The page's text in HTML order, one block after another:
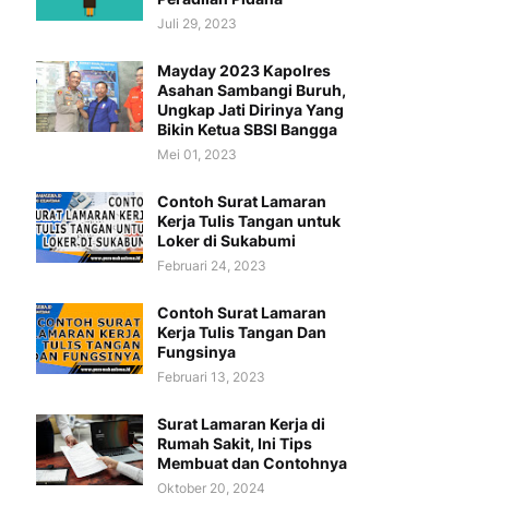
Juli 29, 2023
Mayday 2023 Kapolres
Asahan Sambangi Buruh,
Ungkap Jati Dirinya Yang
Bikin Ketua SBSI Bangga
Mei 01, 2023
Contoh Surat Lamaran
Kerja Tulis Tangan untuk
Loker di Sukabumi
Februari 24, 2023
Contoh Surat Lamaran
Kerja Tulis Tangan Dan
Fungsinya
Februari 13, 2023
Surat Lamaran Kerja di
Rumah Sakit, Ini Tips
Membuat dan Contohnya
Oktober 20, 2024